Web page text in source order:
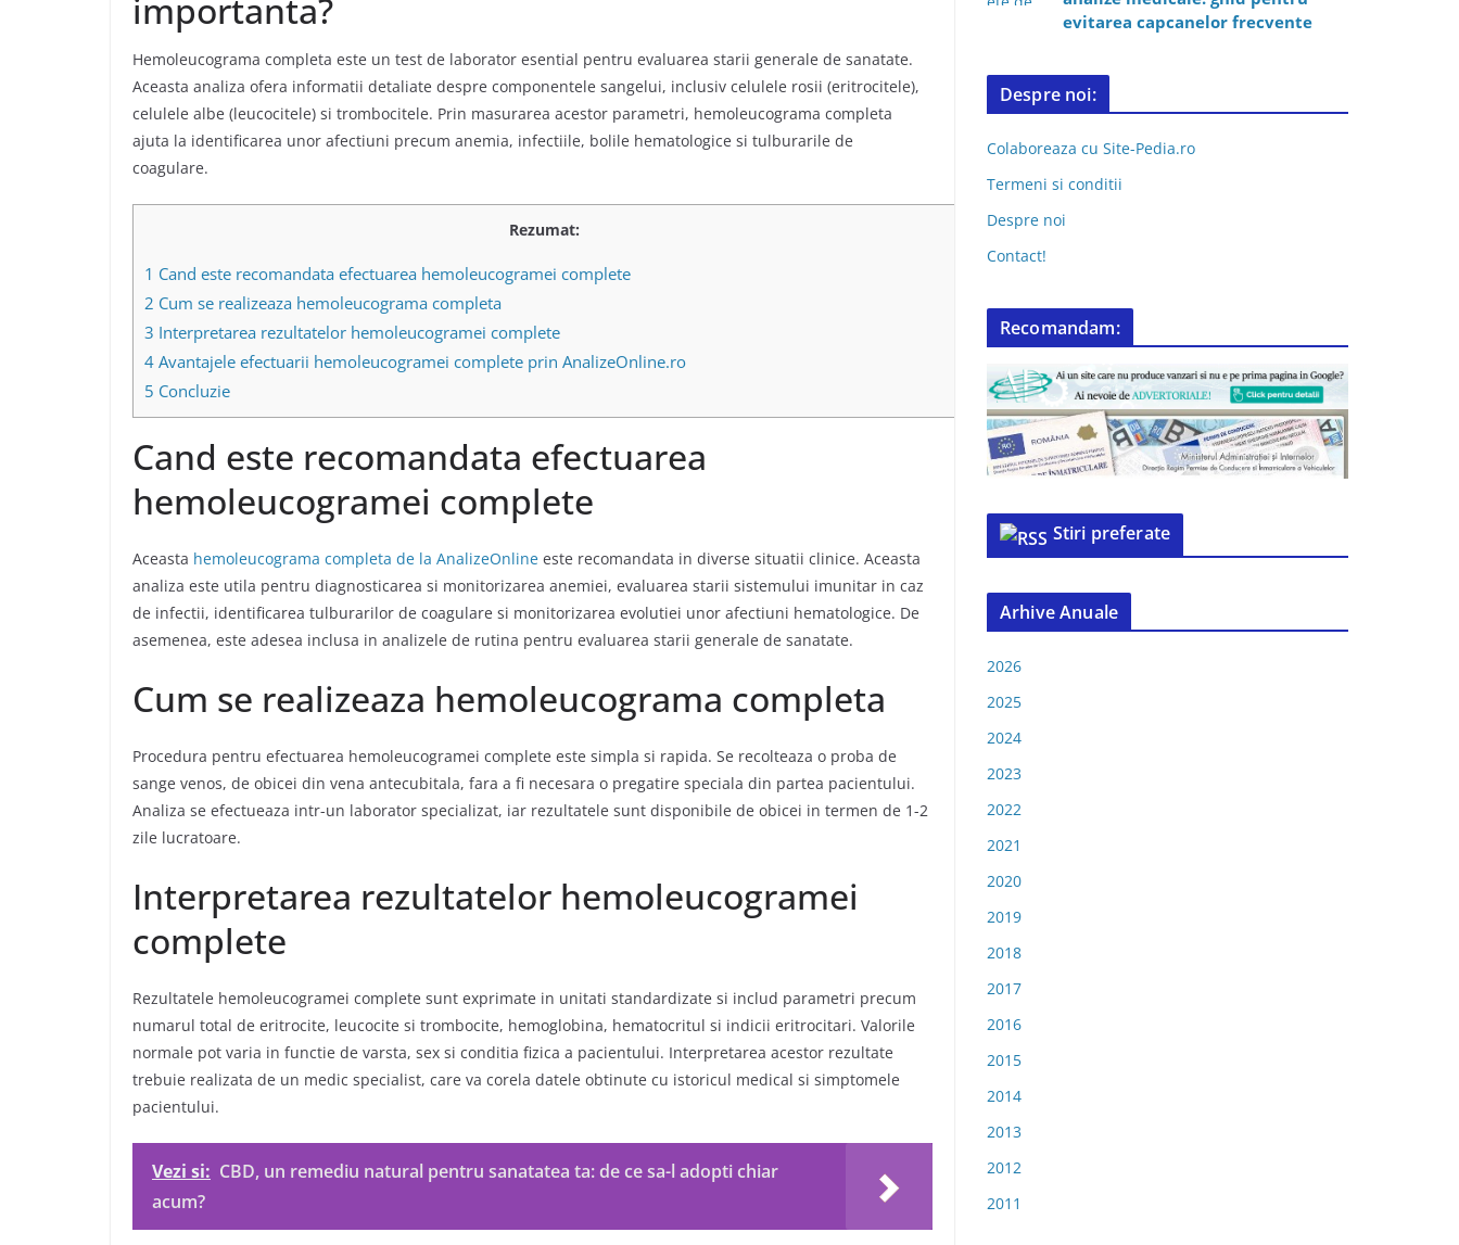
importanta?
Hemoleucograma completa este un test de laborator esential pentru evaluarea starii generale de sanatate.
Aceasta analiza ofera informatii detaliate despre componentele sangelui, inclusiv celulele rosii (eritrocitele),
celulele albe (leucocitele) si trombocitele. Prin masurarea acestor parametri, hemoleucograma completa
ajuta la identificarea unor afectiuni precum anemia, infectiile, bolile hematologice si tulburarile de
coagulare.
Rezumat:
1 Cand este recomandata efectuarea hemoleucogramei complete
2 Cum se realizeaza hemoleucograma completa
3 Interpretarea rezultatelor hemoleucogramei complete
4 Avantajele efectuarii hemoleucogramei complete prin AnalizeOnline.ro
5 Concluzie
Cand este recomandata efectuarea
hemoleucogramei complete
Aceasta hemoleucograma completa de la AnalizeOnline este recomandata in diverse situatii clinice. Aceasta
analiza este utila pentru diagnosticarea si monitorizarea anemiei, evaluarea starii sistemului imunitar in caz
de infectii, identificarea tulburarilor de coagulare si monitorizarea evolutiei unor afectiuni hematologice. De
asemenea, este adesea inclusa in analizele de rutina pentru evaluarea starii generale de sanatate.
Cum se realizeaza hemoleucograma completa
Procedura pentru efectuarea hemoleucogramei complete este simpla si rapida. Se recolteaza o proba de
sange venos, de obicei din vena antecubitala, fara a fi necesara o pregatire speciala din partea pacientului.
Analiza se efectueaza intr-un laborator specializat, iar rezultatele sunt disponibile de obicei in termen de 1-2
zile lucratoare.
Interpretarea rezultatelor hemoleucogramei
complete
Rezultatele hemoleucogramei complete sunt exprimate in unitati standardizate si includ parametri precum
numarul total de eritrocite, leucocite si trombocite, hemoglobina, hematocritul si indicii eritrocitari. Valorile
normale pot varia in functie de varsta, sex si conditia fizica a pacientului. Interpretarea acestor rezultate
trebuie realizata de un medic specialist, care va corela datele obtinute cu istoricul medical si simptomele
pacientului.
Vezi si: CBD, un remediu natural pentru sanatatea ta: de ce sa-l adopti chiar
acum?
evitarea capcanelor frecvente
Despre noi:
Colaboreaza cu Site-Pedia.ro
Termeni si conditii
Despre noi
Contact!
Recomandam:
Stiri preferate
Arhive Anuale
2026
2025
2024
2023
2022
2021
2020
2019
2018
2017
2016
2015
2014
2013
2012
2011